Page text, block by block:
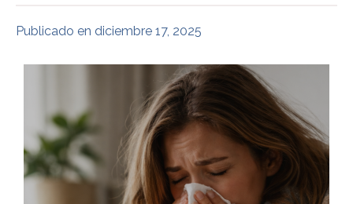
Publicado en diciembre 17, 2025